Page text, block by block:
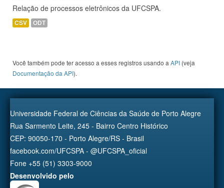
Relação de processos eletrônicos da UFCSPA.
CSV ODT
Você também pode ter acesso a esses registros usando a API (veja
Documentação da API).
Universidade Federal de Ciências da Saúde de Porto Alegre
Rua Sarmento Leite, 245 - Bairro Centro Histórico
CEP: 90050-170 - Porto Alegre/RS - Brasil
facebook.com/UFCSPA - @UFCSPA_oficial
Fone +55 (51) 3303-9000
Desenvolvido pelo